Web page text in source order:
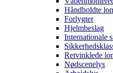
Håndholdte
Forlygter
Hjelmbeslag
Internationale
Retvinklede
Nødscenelys